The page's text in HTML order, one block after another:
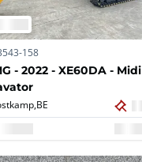
158
- 2022 - XE60DA - Midi
BE